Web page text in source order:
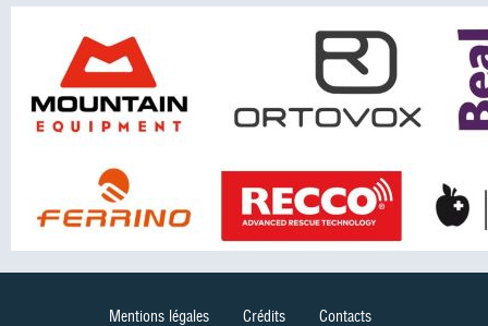
Mentions légales Crédits Contacts